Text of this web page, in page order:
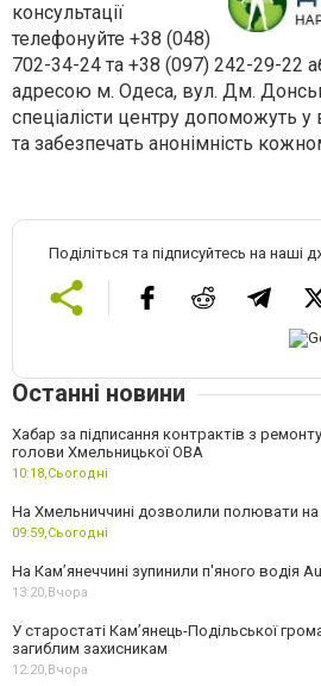
консультації
телефонуйте +38 (048)
702-34-24 та +38 (097) 242-29-22
адресою м. Одеса, вул. Дм.
спеціалісти центру допоможуть
та забезпечать анонімність
Поділіться та підписуйтесь на наші
Останні новини
Хабар за підписання контрактів з
голови Хмельницької ОВА
10:18,Сьогодні
На Хмельниччині дозволили полювати на
09:59,Сьогодні
На Камʼянеччині зупинили п'яного водія
13:20,Вчора
У старостаті Кам’янець-Подільської
загиблим захисникам
12:20,Вчора